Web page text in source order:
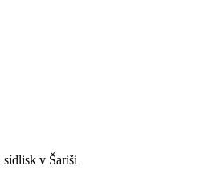
sídlisk v Šariši